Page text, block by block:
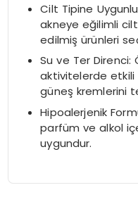
Cilt Tipine
akneye eğilimli
edilmiş ürünleri
Su ve Ter
aktivitelerde etkili
güneş kremlerini
Hipoalerjenik
parfüm ve alkol
uygundur.